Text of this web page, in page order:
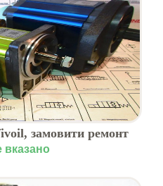
замовити ремонт
вказано